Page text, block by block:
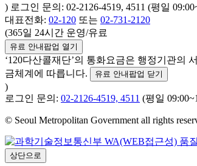
) 로그인 문의: 02-2126-4519, 4511 (평일
대표전화: 02-120 또는 02-731-2120
(365일 24시간 운영/유료
유료 안내팝업 열기
‘120다산콜재단’의 통화요금은 행정기관의
금체계에 따릅니다.
유료 안내팝업 닫기
)
로그인 문의: 02-2126-4519, 4511 (평일
© Seoul Metropolitan Government all rights
상단으로